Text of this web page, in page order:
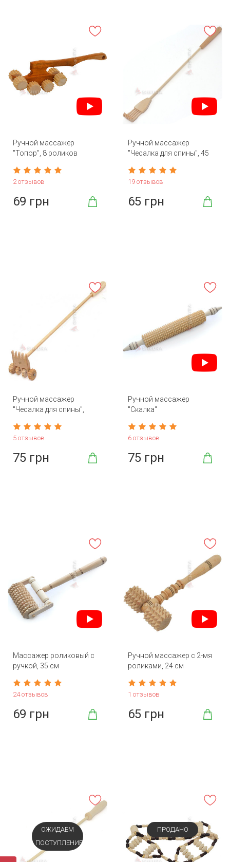
Ручной массажер
"Топор", 8 роликов
2 отзывов
69 грн
Ручной массажер
"Чесалка для спины", 45
19 отзывов
65 грн
Ручной массажер
"Чесалка для спины",
5 отзывов
75 грн
Ручной массажер
"Скалка"
6 отзывов
75 грн
Массажер роликовый с
ручкой, 35 см
24 отзывов
69 грн
Ручной массажер с 2-мя
роликами, 24 см
1 отзывов
65 грн
ОЖИДАЕМ
ПОСТУПЛЕНИЕ
ПРОДАНО